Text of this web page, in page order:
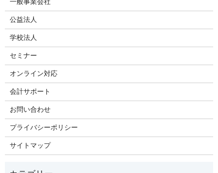
一般事業会社
公益法人
学校法人
セミナー
オンライン対応
会計サポート
お問い合わせ
プライバシーポリシー
サイトマップ